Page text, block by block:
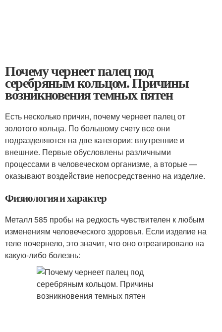
Почему чернеет палец под
серебряным кольцом. Причины
возникновения темных пятен
Есть несколько причин, почему чернеет палец от
золотого кольца. По большому счету все они
подразделяются на две категории: внутренние и
внешние. Первые обусловлены различными
процессами в человеческом организме, а вторые —
оказывают воздействие непосредственно на изделие.
Физиология и характер
Металл 585 пробы на редкость чувствителен к любым
изменениям человеческого здоровья. Если изделие на
теле почернело, это значит, что оно отреагировало на
какую-либо болезнь: